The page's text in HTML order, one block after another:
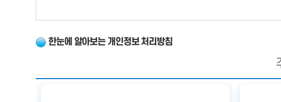
한눈에 알아보는 개인정보 처리방침